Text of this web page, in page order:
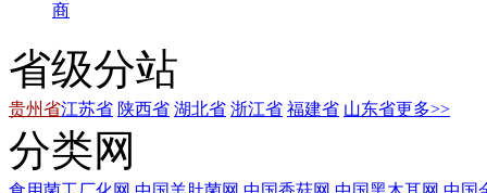
商
省级分站
贵州省江苏省 陕西省 湖北省 浙江省 福建省 山东省更多>>
分类网